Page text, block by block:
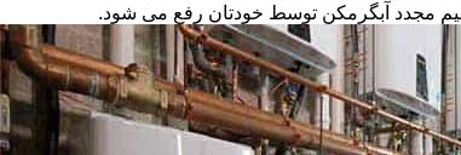
مجدد آبگرمکن توسط خودتان رفع می شود.